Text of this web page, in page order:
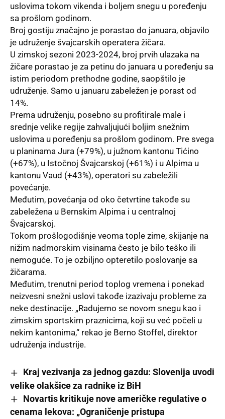
uslovima tokom vikenda i boljem snegu u poređenju
sa prošlom godinom.
Broj gostiju značajno je porastao do januara, objavilo
je udruženje švajcarskih operatera žičara.
U zimskoj sezoni 2023-2024, broj prvih ulazaka na
žičare porastao je za petinu do januara u poređenju sa
istim periodom prethodne godine, saopštilo je
udruženje. Samo u januaru zabeležen je porast od
14%.
Prema udruženju, posebno su profitirale male i
srednje velike regije zahvaljujući boljim snežnim
uslovima u poređenju sa prošlom godinom. Pre svega
u planinama Jura (+79%), u južnom kantonu Tićino
(+67%), u Istočnoj Švajcarskoj (+61%) i u Alpima u
kantonu Vaud (+43%), operatori su zabeležili
povećanje.
Međutim, povećanja od oko četvrtine takođe su
zabeležena u Bernskim Alpima i u centralnoj
Švajcarskoj.
Tokom prošlogodišnje veoma tople zime, skijanje na
nižim nadmorskim visinama često je bilo teško ili
nemoguće. To je ozbiljno opteretilo poslovanje sa
žičarama.
Međutim, trenutni period toplog vremena i ponekad
neizvesni snežni uslovi takođe izazivaju probleme za
neke destinacije. „Radujemo se novom snegu kao i
zimskim sportskim praznicima, koji su već počeli u
nekim kantonima,“ rekao je Berno Stoffel, direktor
udruženja industrije.
Kraj vezivanja za jednog gazdu: Slovenija uvodi
velike olakšice za radnike iz BiH
Novartis kritikuje nove američke regulative o
cenama lekova: „Ograničenje pristupa